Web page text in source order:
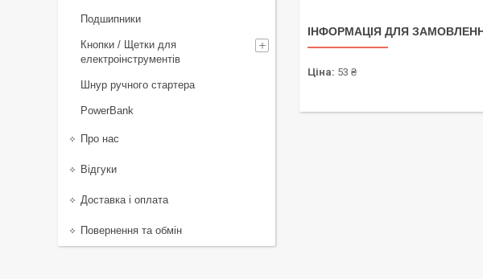
ІНФОРМАЦІЯ ДЛЯ
Ціна: 53 ₴
Подшипники
Кнопки / Щетки для
електроінструментів
Шнур ручного стартера
PowerBank
Про нас
Відгуки
Доставка і оплата
Повернення та обмін